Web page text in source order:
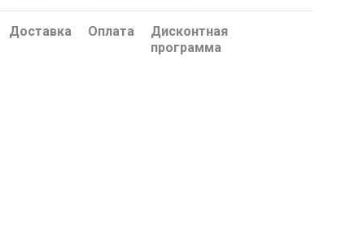
Доставка Оплата
Дисконтная
программа